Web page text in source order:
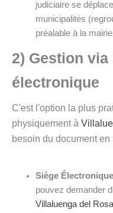
judiciaire se
municipalités
préalable à la
2) Gestion via
électronique
C'est l'option la plus
physiquement à
besoin du document en
Siège
pouvez demander
Villaluenga del